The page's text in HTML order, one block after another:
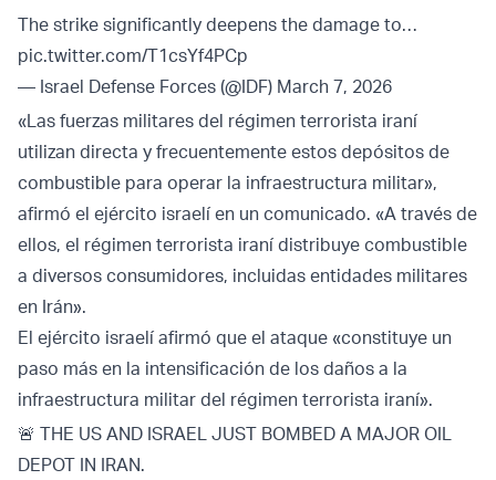
The strike significantly deepens the damage to…
pic.twitter.com/T1csYf4PCp
— Israel Defense Forces (@IDF) March 7, 2026
«Las fuerzas militares del régimen terrorista iraní
utilizan directa y frecuentemente estos depósitos de
combustible para operar la infraestructura militar»,
afirmó el ejército israelí en un comunicado. «A través de
ellos, el régimen terrorista iraní distribuye combustible
a diversos consumidores, incluidas entidades militares
en Irán».
El ejército israelí afirmó que el ataque «constituye un
paso más en la intensificación de los daños a la
infraestructura militar del régimen terrorista iraní».
🚨 THE US AND ISRAEL JUST BOMBED A MAJOR OIL
DEPOT IN IRAN.